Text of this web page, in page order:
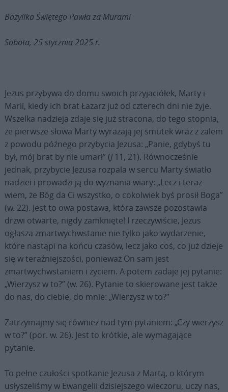
Bazylika Świętego Pawła za Murami
Sobota, 25 stycznia 2025 r.
Jezus przybywa do domu swoich przyjaciółek, Marty i
Marii, kiedy ich brat Łazarz już od czterech dni nie żyje.
Wszelka nadzieja zdaje się już stracona, do tego stopnia,
że pierwsze słowa Marty wyrażają jej smutek wraz z żalem
z powodu późnego przybycia Jezusa: „Panie, gdybyś tu
był, mój brat by nie umarł” (J11, 21). Równocześnie
jednak, przybycie Jezusa rozpala w sercu Marty światło
nadziei i prowadzi ją do wyznania wiary: „Lecz i teraz
wiem, że Bóg da Ci wszystko, o cokolwiek byś prosił Boga”
(w. 22). Jest to owa postawa, która zawsze pozostawia
drzwi otwarte, nigdy zamknięte! I rzeczywiście, Jezus
ogłasza zmartwychwstanie nie tylko jako wydarzenie,
które nastąpi na końcu czasów, lecz jako coś, co już dzieje
się w teraźniejszości, ponieważ On sam jest
zmartwychwstaniem i życiem. A potem zadaje jej pytanie:
„Wierzysz w to?” (w. 26). Pytanie to skierowane jest także
do nas, do ciebie, do mnie: „Wierzysz w to?”
Zatrzymajmy się również nad tym pytaniem: „Czy wierzysz
w to?” (por. w. 26). Jest to krótkie, ale wymagające
pytanie.
To pełne czułości spotkanie Jezusa z Martą, o którym
usłyszeliśmy w Ewangelii dzisiejszego wieczoru, uczy nas,